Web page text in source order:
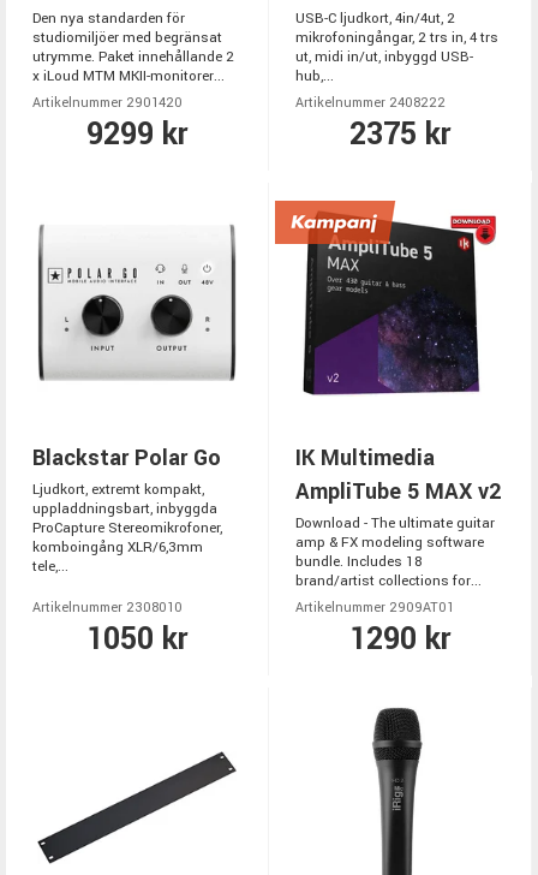
Den nya standarden för
studiomiljöer med begränsat
utrymme. Paket innehållande 2
x iLoud MTM MKII-monitorer...
Artikelnummer 2901420
9299 kr
USB-C ljudkort, 4in/4ut, 2
mikrofoningångar, 2 trs in, 4 trs
ut, midi in/ut, inbyggd USB-
hub,...
Artikelnummer 2408222
2375 kr
Blackstar Polar Go
Ljudkort, extremt kompakt,
uppladdningsbart, inbyggda
ProCapture Stereomikrofoner,
komboingång XLR/6,3mm
tele,...
Artikelnummer 2308010
1050 kr
IK Multimedia
AmpliTube 5 MAX v2
Download - The ultimate guitar
amp & FX modeling software
bundle. Includes 18
brand/artist collections for...
Artikelnummer 2909AT01
1290 kr